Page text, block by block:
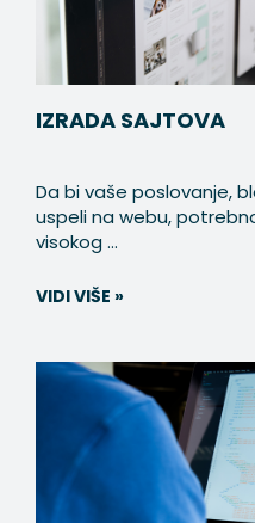
IZRADA SAJTOVA
Da bi vaše poslovanje,
uspeli na webu,
visokog ...
VIDI VIŠE »